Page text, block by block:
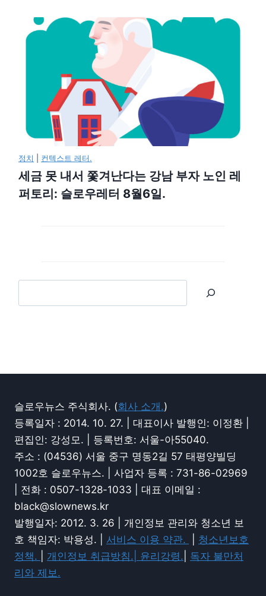
정치 컨텍스트 레터.
세금 못 내서 쫓겨난다는 강남 부자 노인 레
퍼토리: 슬로우레터 8월6일.
슬로우뉴스 주식회사. (회사 소개.)
등록일자 : 2014. 10. 27. | 대표이사 발행인: 이정환 |
편집인: 강성모. | 등록번호: 서울-아55040.
주소 : (04536) 서울 중구 명동2길 57 태평양빌딩
1002호 슬로우뉴스. | 사업자 등록 : 731-86-02969
| 전화 : 0507-1328-1033 | 대표 이메일 :
black@slownews.kr
발행일자: 2012. 3. 26 | 개인정보 관리와 청소년 보
호 책임자: 박용성. | 서비스 이용 약관.
청소년보호
정책.
개인정보 취급방침.| 윤리강령.
독자 불만처
리와 제보.